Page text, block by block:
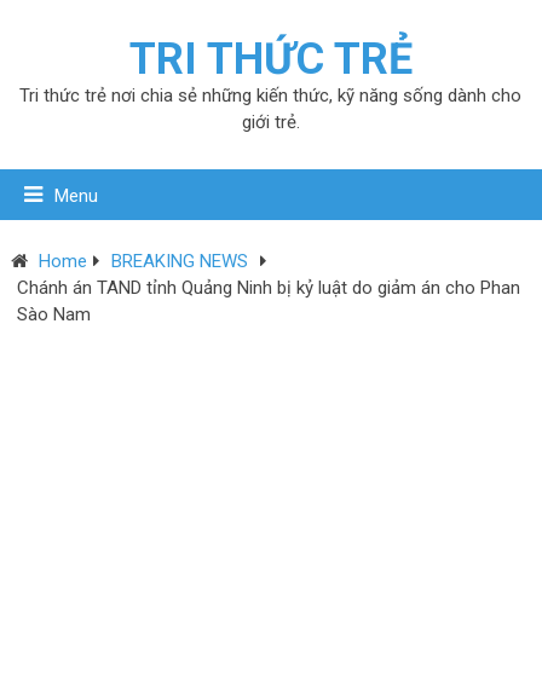
TRI THỨC TRẺ
Tri thức trẻ nơi chia sẻ những kiến thức, kỹ năng sống dành cho
giới trẻ.
Menu
Home
BREAKING NEWS
Chánh án TAND tỉnh Quảng Ninh bị kỷ luật do giảm án cho Phan
Sào Nam